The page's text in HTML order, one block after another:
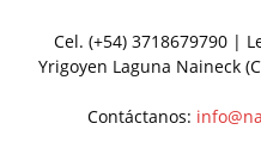
Cel. (+54) 3718679790 |
Yrigoyen Laguna Naineck
Contáctanos: